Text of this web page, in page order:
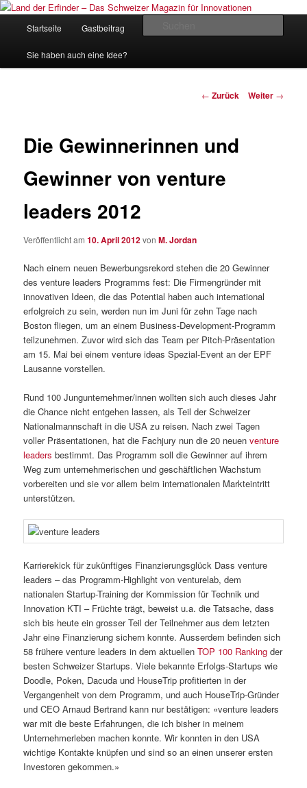
Zum
wechseln
Land der Erfinder – Das Schweizer
Startseite Gastbeitrag
Sie haben auch eine Idee?
Beitrags-
← Zurück Weiter →
Die Gewinnerinnen und
Gewinner von venture
leaders 2012
Veröffentlicht am10. April 2012vonM. Jordan
Nach einem neuen Bewerbungsrekord stehen die 20 Gewinner
des venture leaders Programms fest: Die Firmengründer mit
innovativen Ideen, die das Potential haben auch international
erfolgreich zu sein, werden nun im Juni für zehn Tage nach
Boston fliegen, um an einem Business-Development-Programm
teilzunehmen. Zuvor wird sich das Team per Pitch-Präsentation
am 15. Mai bei einem venture ideas Spezial-Event an der EPF
Lausanne vorstellen.
Rund 100 Jungunternehmer/innen wollten sich auch dieses Jahr
die Chance nicht entgehen lassen, als Teil der Schweizer
Nationalmannschaft in die USA zu reisen. Nach zwei Tagen
voller Präsentationen, hat die Fachjury nun die 20 neuenventure
leaders bestimmt. Das Programm soll die Gewinner auf ihrem
Weg zum unternehmerischen und geschäftlichen Wachstum
vorbereiten und sie vor allem beim internationalen Markteintritt
unterstützen.
Karrierekick für zukünftiges Finanzierungsglück Dass venture
leaders – das Programm-Highlight von venturelab, dem
nationalen Startup-Training der Kommission für Technik und
Innovation KTI – Früchte trägt, beweist u.a. die Tatsache, dass
sich bis heute ein grosser Teil der Teilnehmer aus dem letzten
Jahr eine Finanzierung sichern konnte. Ausserdem befinden sich
58 frühere venture leaders in dem aktuellenTOP 100 Ranking der
besten Schweizer Startups. Viele bekannte Erfolgs-Startups wie
Doodle, Poken, Dacuda und HouseTrip profitierten in der
Vergangenheit von dem Programm, und auch HouseTrip-Gründer
und CEO Arnaud Bertrand kann nur bestätigen: «venture leaders
war mit die beste Erfahrungen, die ich bisher in meinem
Unternehmerleben machen konnte. Wir konnten in den USA
wichtige Kontakte knüpfen und sind so an einen unserer ersten
Investoren gekommen.»